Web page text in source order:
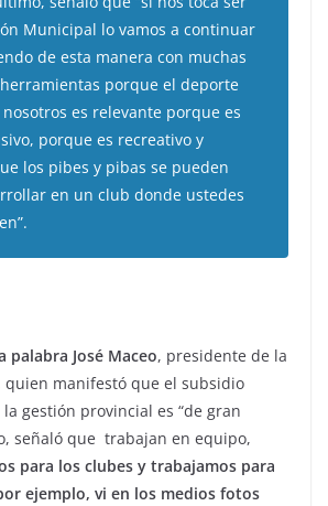
Municipal lo vamos a continuar
de esta manera con muchas
porque el deporte
es relevante porque es
porque es recreativo y
los pibes y pibas se pueden
en un club donde ustedes
palabra José Maceo, presidente de la
quien manifestó que el subsidio
gestión provincial es “de gran
señaló que trabajan en equipo,
para los clubes y trabajamos para
ejemplo, vi en los medios fotos